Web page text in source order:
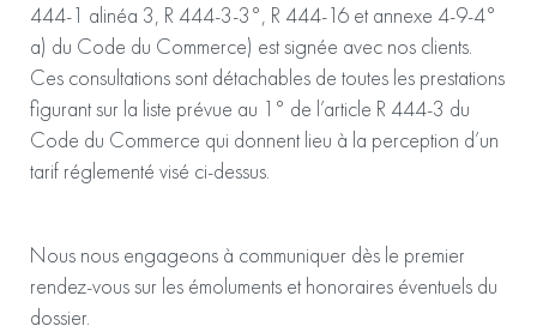
444-1 alinéa 3, R 444-3-3°, R 444-16 et annexe 4-9-4°
a) du Code du Commerce) est signée avec nos clients.
Ces consultations sont détachables de toutes les prestations
figurant sur la liste prévue au 1° de l’article R 444-3 du
Code du Commerce qui donnent lieu à la perception d’un
tarif réglementé visé ci-dessus.
Nous nous engageons à communiquer dès le premier
rendez-vous sur les émoluments et honoraires éventuels du
dossier.